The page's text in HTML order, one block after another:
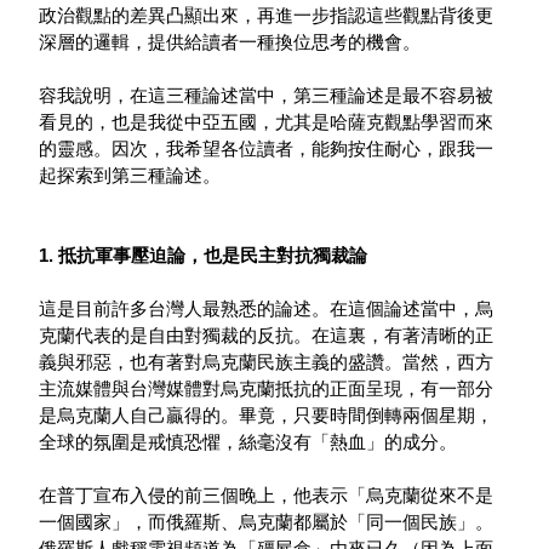
政治觀點的差異凸顯出來，再進一步指認這些觀點背後更
深層的邏輯，提供給讀者一種換位思考的機會。
容我說明，在這三種論述當中，第三種論述是最不容易被
看見的，也是我從中亞五國，尤其是哈薩克觀點學習而來
的靈感。因次，我希望各位讀者，能夠按住耐心，跟我一
起探索到第三種論述。
1. 抵抗軍事壓迫論，也是民主對抗獨裁論
這是目前許多台灣人最熟悉的論述。在這個論述當中，烏
克蘭代表的是自由對獨裁的反抗。在這裏，有著清晰的正
義與邪惡，也有著對烏克蘭民族主義的盛讚。當然，西方
主流媒體與台灣媒體對烏克蘭抵抗的正面呈現，有一部分
是烏克蘭人自己贏得的。畢竟，只要時間倒轉兩個星期，
全球的氛圍是戒慎恐懼，絲毫沒有「熱血」的成分。
在普丁宣布入侵的前三個晚上，他表示「烏克蘭從來不是
一個國家」，而俄羅斯、烏克蘭都屬於「同一個民族」。